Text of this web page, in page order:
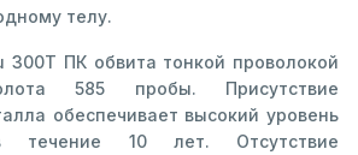
телу.
300Т ПК обвита тонкой проволокой
585 пробы. Присутствие
обеспечивает высокий уровень
течение 10 лет. Отсутствие